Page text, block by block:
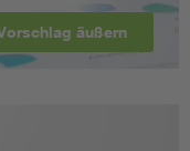
äußern